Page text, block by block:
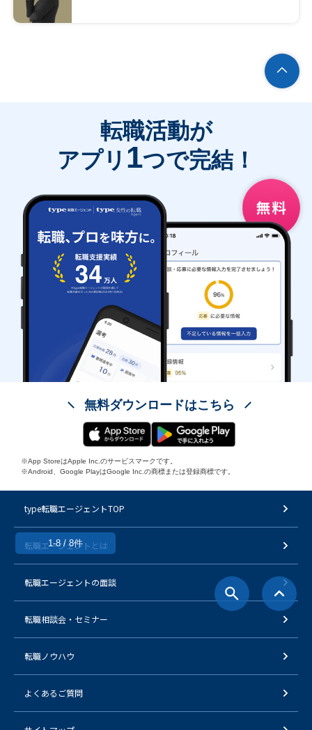
1-8 / 8件
転職活動が
アプリ 1つで完結！
無料ダウンロードはこちら
※App StoreはApple Inc.のサービスマークです。
※Android、Google PlayはGoogle Inc.の商標または登録商標です。
type転職エージェントTOP
転職エージェントとは
転職エージェントの面談
転職相談会・セミナー
転職ノウハウ
よくあるご質問